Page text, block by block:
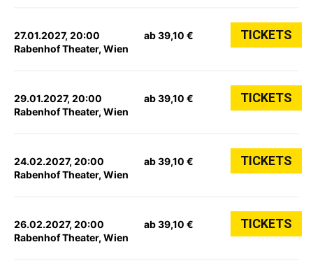
27.01.2027, 20:00
Rabenhof Theater, Wien
ab 39,10 € TICKETS
29.01.2027, 20:00
Rabenhof Theater, Wien
ab 39,10 € TICKETS
24.02.2027, 20:00
Rabenhof Theater, Wien
ab 39,10 € TICKETS
26.02.2027, 20:00
Rabenhof Theater, Wien
ab 39,10 € TICKETS